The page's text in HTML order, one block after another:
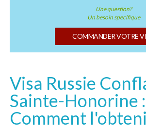
Une question?
Un besoin specifique
COMMANDER VOTRE
Visa Russie
Sainte-Honorine :
Comment